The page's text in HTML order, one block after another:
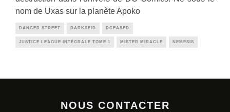
nom de Uxas sur la planète Apoko
DANGER STREET DARKSEID DCEASED
JUSTICE LEAGUE INTÉGRALE TOME 1 MISTER MIRACLE NEMESIS
NOUS CONTACTER